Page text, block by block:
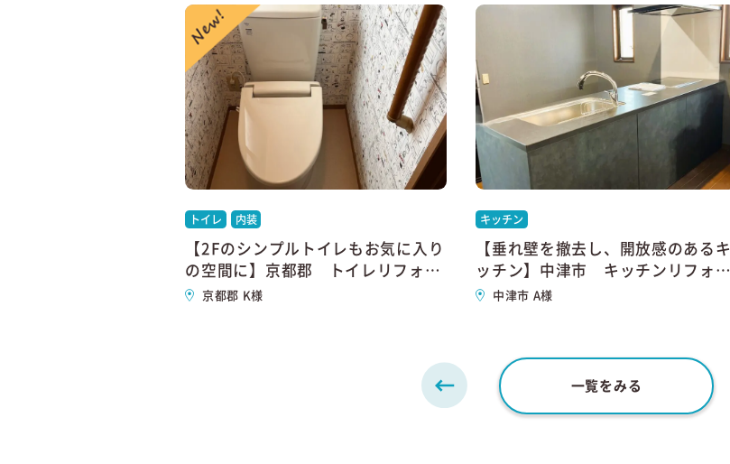
トイレ 内装
【2Fのシンプルトイレもお気に入り
の空間に】京都郡 トイレリフォー
ム 京都郡 K様
キッチン
【垂れ壁を撤去し、開放感のあるキ
ッチン】中津市 キッチンリフォー
ム 中津市 A様
一覧をみる